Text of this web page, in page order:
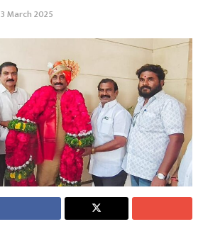
3 March 2025